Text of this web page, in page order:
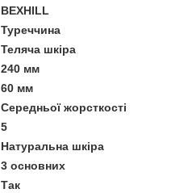
BEXHILL
Туреччина
Теляча шкіра
240 мм
60 мм
Середньої жорсткості
5
Натуральна шкіра
3 основних
Так